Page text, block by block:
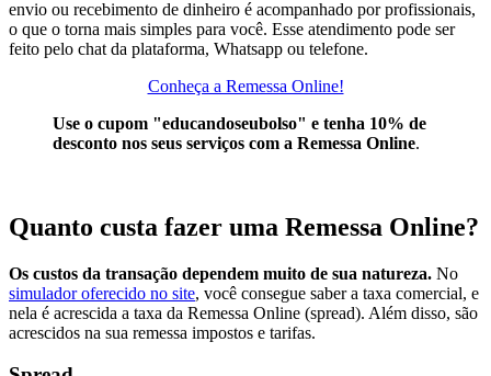
envio ou recebimento de dinheiro é acompanhado por profissionais,
o que o torna mais simples para você. Esse atendimento pode ser
feito pelo chat da plataforma, Whatsapp ou telefone.
Conheça a Remessa Online!
Use o cupom "educandoseubolso" e tenha 10% de
desconto nos seus serviços com a Remessa Online.
Quanto custa fazer uma Remessa Online?
Os custos da transação dependem muito de sua natureza. No
simulador oferecido no site, você consegue saber a taxa comercial, e
nela é acrescida a taxa da Remessa Online (spread). Além disso, são
acrescidos na sua remessa impostos e tarifas.